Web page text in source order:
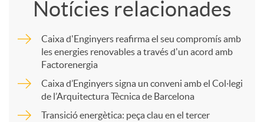
m
Notícies relacionades
Caixa d'Enginyers reafirma el seu compromís amb
les energies renovables a través d'un acord amb
Factorenergia
Caixa d’Enginyers signa un conveni amb el Col·legi
de l’Arquitectura Tècnica de Barcelona
Transició energètica: peça clau en el tercer